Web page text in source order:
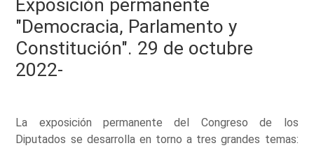
Exposición permanente
"Democracia, Parlamento y
Constitución". 29 de octubre
2022-
La exposición permanente del Congreso de los
Diputados se desarrolla en torno a tres grandes temas: